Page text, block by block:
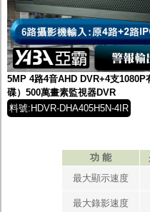
5MP 4路4音AHD DVR+4支
碟）500萬畫素監視器DVR
料號:HDVR-DHA405H5N-4IR
功 能
最大顯示速度
最大錄影速度